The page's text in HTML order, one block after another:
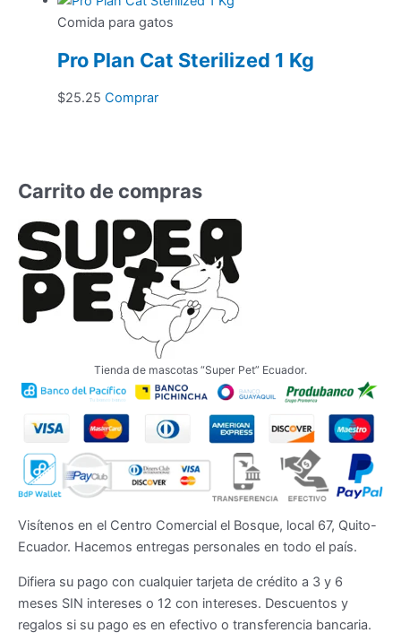
elegir
la
Comida para gatos
Pro Plan Cat Sterilized 1 Kg
$25.25 Comprar
Carrito de compras
Tienda de mascotas “Super Pet” Ecuador.
Visítenos en el Centro Comercial el Bosque, local 67, Quito-
Ecuador. Hacemos entregas personales en todo el país.
Difiera su pago con cualquier tarjeta de crédito a 3 y 6
meses SIN intereses o 12 con intereses. Descuentos y
regalos si su pago es en efectivo o transferencia bancaria.